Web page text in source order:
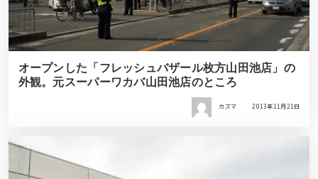
オープンした「フレッシュバザール枚方山田池店」の
外観。元スーパーワカバ山田池店のところ
カズマ 2013年11月21日